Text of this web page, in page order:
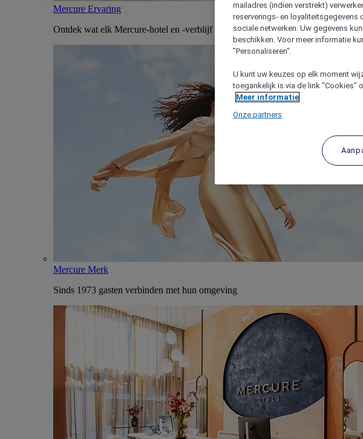
Mercure Ervaring
Ontdek wat elk Mercure-hotel en -verblijf uniek maakt
Mercure Merk
Sinds 1973 gasten verbinden met hun omgeving
mailadres (indien verstrekt)
reserverings- en loyaliteitsgegevens
sociale netwerken. Uw gegevens
beschikken. Voor meer informatie
"Personaliseren".
U kunt uw keuzes op elk moment
toegankelijk is via de link "Cookies"
Meer informatie
Onze partners